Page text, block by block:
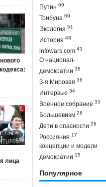
лица
Путин 69
Трибуна 69
Экология 51
История 48
infowars.com 43
О национал-
демократии 38
З-я Мировая 36
Интервью 34
Военное собрание 33
Большевизм 28
Дети в опасности 26
Россияния 17
концепции и модели
демократии 15
Популярное